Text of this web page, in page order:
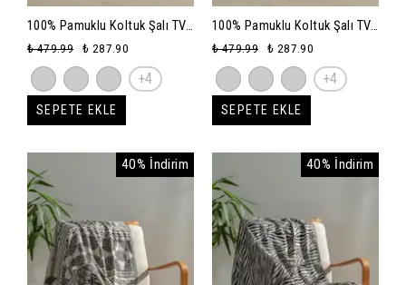
100% Pamuklu Koltuk Şalı TV
Battaniyesi,130x170 cm
Yüksek Kaliteli Pamuklu
Kumaş - bordo-reflaction
₺ 479.99 ₺ 287.90
+4
SEPETE EKLE
100% Pamuklu Koltuk Şalı TV
Battaniyesi,130x170 cm
Yüksek Kaliteli Pamuklu
Kumaş - siyah-leafy
₺ 479.99 ₺ 287.90
+4
SEPETE EKLE
40% İndirim 40% İndirim